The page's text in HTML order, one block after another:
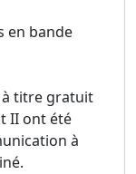
en bande
à titre gratuit
II ont été
à